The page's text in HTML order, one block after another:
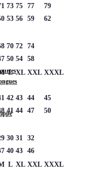
73 75 77
79
53 56 59
62
70 72 74
50 54 58
L XL XXL XXXL
42 43 44
45
41 44 47
50
30 31
32
40 43 46
L XL XXL XXXL